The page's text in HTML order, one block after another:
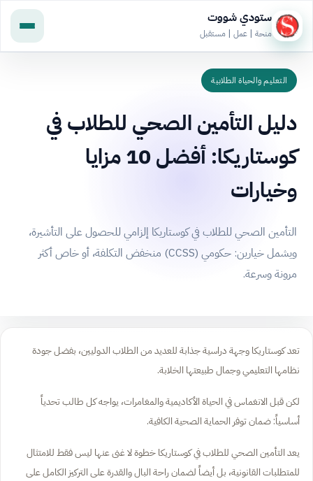
ستودي شووت
منحة | عمل | مستقبل
التعليم والحياة الطلابية
دليل التأمين الصحي للطلاب في
كوستاريكا: أفضل 10 مزايا
وخيارات
التأمين الصحي للطلاب في كوستاريكا إلزامي للحصول على التأشيرة،
ويشمل خيارين: حكومي (CCSS) منخفض التكلفة، أو خاص أكثر
مرونة وسرعة.
تعد كوستاريكا وجهة دراسية جذابة للعديد من الطلاب الدوليين، بفضل جودة
نظامها التعليمي وجمال طبيعتها الخلابة.
لكن قبل الانغماس في الحياة الأكاديمية والمغامرات، يواجه كل طالب تحدياً
أساسياً: ضمان توفر الحماية الصحية الكافية.
يعد التأمين الصحي للطلاب في كوستاريكا خطوة لا غنى عنها ليس فقط للامتثال
للمتطلبات القانونية، بل أيضاً لضمان راحة البال والقدرة على التركيز الكامل على